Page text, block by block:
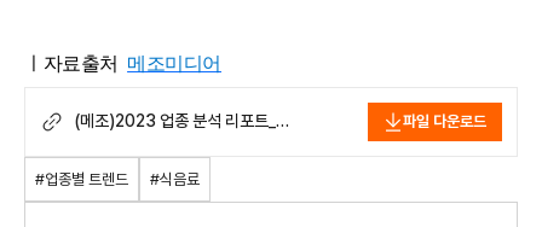
ㅣ자료출처 메조미디어
(메조)2023 업종 분석 리포트_
파일 다운로드
#업종별 트렌드 #식음료